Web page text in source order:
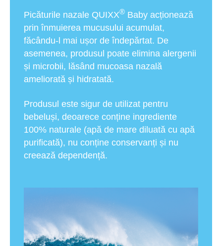
Picăturile nazale QUIXX® Baby acționează
prin înmuierea mucusului acumulat,
făcându-l mai ușor de îndepărtat. De
asemenea, produsul poate elimina alergenii
și microbii, lăsând mucoasa nazală
ameliorată și hidratată.
Produsul este sigur de utilizat pentru
bebeluși, deoarece conține ingrediente
100% naturale (apă de mare diluată cu apă
purificată), nu conține conservanți și nu
creează dependență.